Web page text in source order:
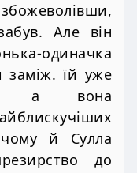
Але він
одиначка
заміж. їй уже
а вона
й Сулла
до